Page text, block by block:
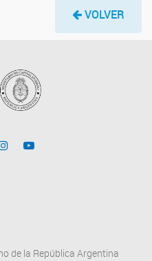
VOLVER
de la República Argentina